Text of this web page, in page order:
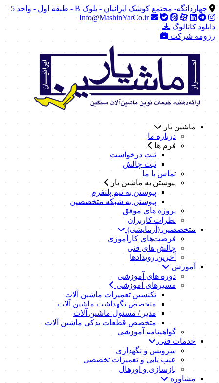
چهاردانگه- مجتمع کوشک ایرانیان - بلوک B - طبقه اول - واحد 5
Info@MashinYarCo.ir
دانلود کاتالوگ
رزومه شرکت
ماشین یار
درباره ما
فرم ها
ثبت درخواست
ثبت چالش
تماس با ما
پیوستن به ماشین یار
پیوستن به تیم پلتفرم
پیوستن به شبکه متخصصین
پروژه های موفق
نظرات کاربران
متخصصین (آزمایشی)
فرصت‌های کارآموزی
چالش های فنی
آخرین رویدادها
آموزش
دوره های آموزشی
مسیرهای آموزشی
تکنسین تعمیرات ماشین آلات
متخصص نگهداشت ماشین آلات
مدیر / مسئول ماشین آلات
متخصص قطعات یدکی ماشین آلات
گواهینامه آموزشی
خدمات فنی
سرویس و نگهداری
عیب یابی و تعمیرات تخصصی
بازسازی و اورهال
مشاوره